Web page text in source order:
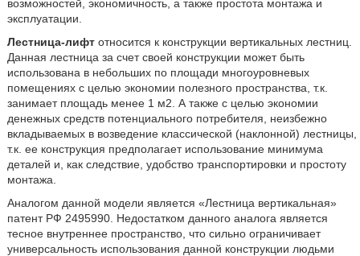
возможностей, экономичность, а также простота монтажа и
эксплуатации.
Лестница-лифтотносится к конструкции вертикальных лестниц.
Данная лестница за счет своей конструкции может быть
использована в небольших по площади многоуровневых
помещениях с целью экономии полезного пространства, т.к.
занимает площадь менее 1 м2. А также с целью экономии
денежных средств потенциального потребителя, неизбежно
вкладываемых в возведение классической (наклонной) лестницы,
т.к. ее конструкция предполагает использование минимума
деталей и, как следствие, удобство транспортировки и простоту
монтажа.
Аналогом данной модели является «Лестница вертикальная»
патент РФ 2495990. Недостатком данного аналога является
тесное внутреннее пространство, что сильно ограничивает
универсальность использования данной конструкции людьми